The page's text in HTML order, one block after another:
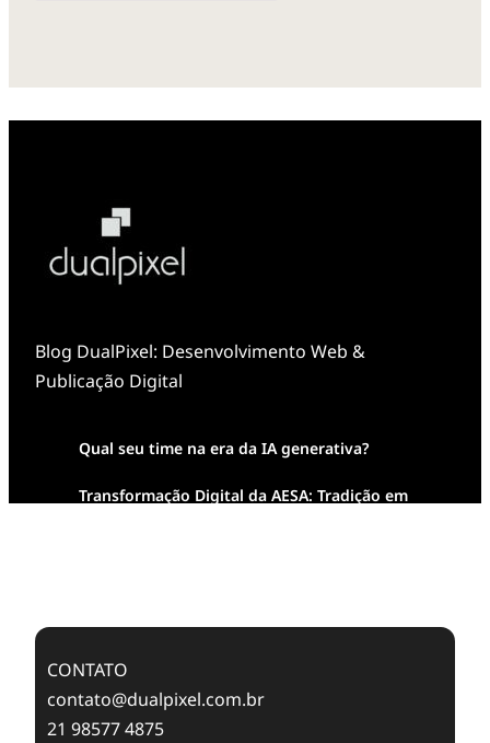
Blog DualPixel: Desenvolvimento Web &
Publicação Digital
Qual seu time na era da IA generativa?
Transformação Digital da AESA: Tradição em
CONTATO
contato@dualpixel.com.br
21 98577 4875